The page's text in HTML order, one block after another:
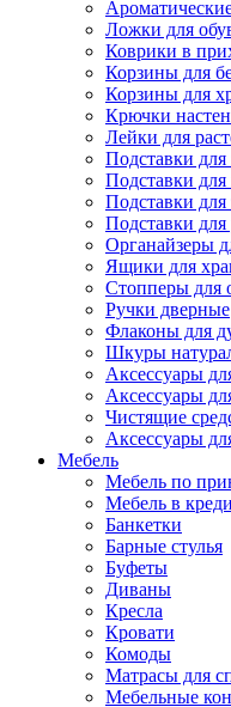
Ложки для
Коврики в
Корзины для
Корзины для
Крючки
Лейки для
Подставки для
Подставки для
Подставки для
Подставки
Органайзеры
Ящики для
Стопперы для
Ручки дверные
Флаконы для
Шкуры
Аксессуары
Аксессуары
Чистящие
Аксессуары
Мебель
Мебель по
Мебель в
Банкетки
Барные стулья
Буфеты
Диваны
Кресла
Кровати
Комоды
Матрасы для
Мебельные